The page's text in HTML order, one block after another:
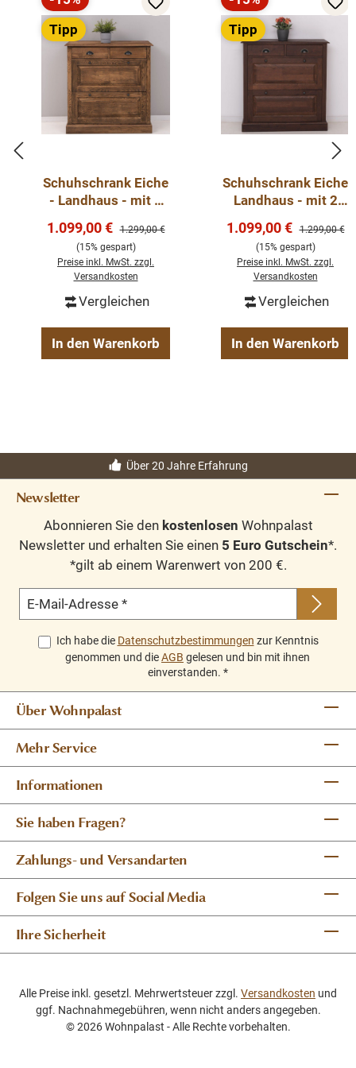
Massivholz Möbel
Korpus 100% Kiefernholz
Beschläge/Griffe wählbar
Schublade mit Soft-Close
Landhausstil
Fertig montiert - 1-Teil
Oberflächen und Farben sind frei wählbar. 36 Farben
und 8 Oberflächen (lackiert/gewachst/natur usw.) -
Andere Abmessungen und Sonderanfertigungen sind
Bitte Fragen Sie uns.
Rabatt
Tipp
Schuhschrank Eiche
- Landhaus - mit 2
Verkaufspreis:
1.099,00 € Regulärer Preis:
1.299,00 €
(15% gespart)
Preise inkl. MwSt. zzgl.
Versandkosten
Vergleichen
In den Warenkorb
Rabatt
Tipp
Schuhschrank Eiche
Landhaus - mit 2
Verkaufspreis:
1.099,00 € Regulärer
1.299,00 €
(15% gespart)
Preise inkl. MwSt. zzgl.
Versandkosten
Vergleichen
In den Warenkorb
Über 20 Jahre Erfahrung
Newsletter
Abonnieren Sie den kostenlosen Wohnpalast
Newsletter und erhalten Sie einen 5 Euro Gutschein*.
*gilt ab einem Warenwert von 200 €.
E-Mail-Adresse *
Ich habe die Datenschutzbestimmungen zur Kenntnis
genommen und dieAGB gelesen und bin mit ihnen
einverstanden. *
Über Wohnpalast
Mehr Service
Informationen
Sie haben Fragen?
Zahlungs- und Versandarten
Folgen Sie uns auf Social Media
Ihre Sicherheit
Alle Preise inkl. gesetzl. Mehrwertsteuer zzgl. Versandkosten und
ggf. Nachnahmegebühren, wenn nicht anders angegeben.
© 2026 Wohnpalast - Alle Rechte vorbehalten.